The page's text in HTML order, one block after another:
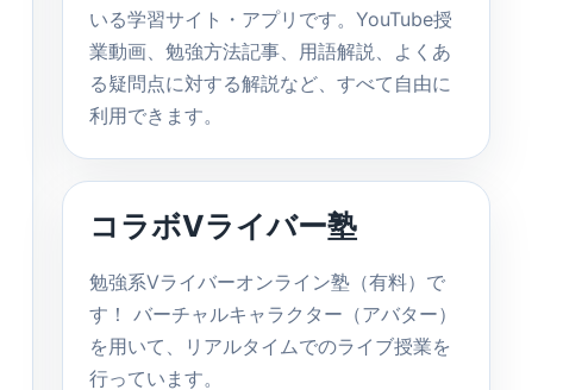
いる学習サイト・アプリです。YouTube授
業動画、勉強方法記事、用語解説、よくあ
る疑問点に対する解説など、すべて自由に
利用できます。
コラボVライバー塾
勉強系Vライバーオンライン塾（有料）で
す！ バーチャルキャラクター（アバター）
を用いて、リアルタイムでのライブ授業を
行っています。